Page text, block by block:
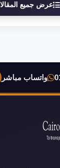
عرض جميع
واتساب مباشر